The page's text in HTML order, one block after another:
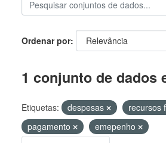
Ordenar por
1 conjunto de dados
Etiquetas: despesas
recursos
pagamento
emepenho